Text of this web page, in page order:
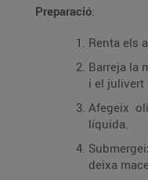
Preparació:
Renta els
Barreja la
i el julivert
Afegeix
líquida.
deixa